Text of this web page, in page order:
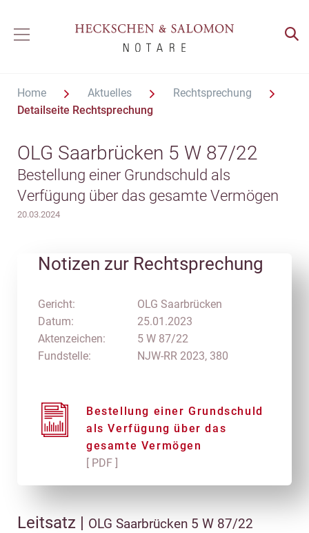
Home Aktuelles
Rechtsprechung
Detailseite Rechtsprechung
OLG Saarbrücken 5 W 87/22
Bestellung einer Grundschuld als
Verfügung über das gesamte Vermögen
20.03.2024
Notizen zur Rechtsprechung
Gericht:
Datum:
Aktenzeichen:
Fundstelle:
OLG Saarbrücken
25.01.2023
5 W 87/22
NJW-RR 2023, 380
Bestellung einer Grundschuld
als Verfügung über das
gesamte Vermögen
[ PDF ]
Leitsatz | OLG Saarbrücken 5 W 87/22